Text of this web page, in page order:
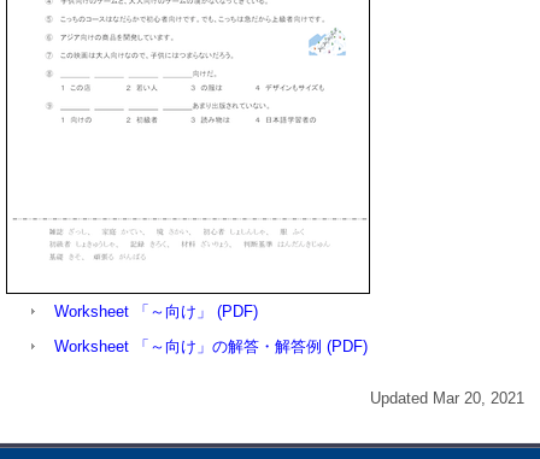
Worksheet 「～向け」 (PDF)
Worksheet 「～向け」の解答・解答例 (PDF)
Updated Mar 20, 2021